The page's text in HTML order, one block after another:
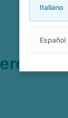
Italiano
Español